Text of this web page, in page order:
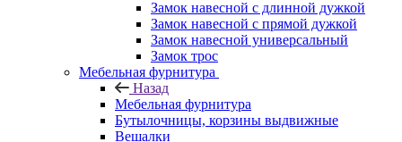
Замок навесной с длинной дужкой
Замок навесной с прямой дужкой
Замок навесной универсальный
Замок трос
Мебельная фурнитура
Назад
Мебельная фурнитура
Бутылочницы, корзины выдвижные
Вешалки